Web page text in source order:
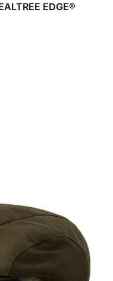
EDGE®